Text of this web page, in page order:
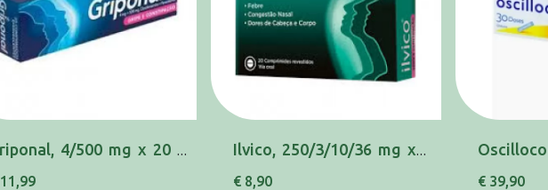
Griponal, 4/500 mg x 20 comp eferv Ilvico, 250/3/10/36 mg x 20 comp rev
€ 8,90 € 39,90